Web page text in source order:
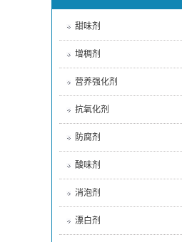
甜味剂
增稠剂
营养强化剂
抗氧化剂
防腐剂
酸味剂
消泡剂
漂白剂